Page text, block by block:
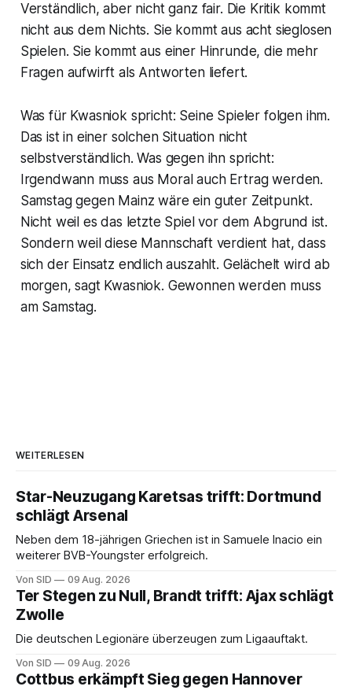
Verständlich, aber nicht ganz fair. Die Kritik kommt
nicht aus dem Nichts. Sie kommt aus acht sieglosen
Spielen. Sie kommt aus einer Hinrunde, die mehr
Fragen aufwirft als Antworten liefert.
Was für Kwasniok spricht: Seine Spieler folgen ihm.
Das ist in einer solchen Situation nicht
selbstverständlich. Was gegen ihn spricht:
Irgendwann muss aus Moral auch Ertrag werden.
Samstag gegen Mainz wäre ein guter Zeitpunkt.
Nicht weil es das letzte Spiel vor dem Abgrund ist.
Sondern weil diese Mannschaft verdient hat, dass
sich der Einsatz endlich auszahlt. Gelächelt wird ab
morgen, sagt Kwasniok. Gewonnen werden muss
am Samstag.
WEITERLESEN
Star-Neuzugang Karetsas trifft: Dortmund
schlägt Arsenal
Neben dem 18-jährigen Griechen ist in Samuele Inacio ein
weiterer BVB-Youngster erfolgreich.
Von SID 09 Aug. 2026
Ter Stegen zu Null, Brandt trifft: Ajax schlägt
Zwolle
Die deutschen Legionäre überzeugen zum Ligaauftakt.
Von SID 09 Aug. 2026
Cottbus erkämpft Sieg gegen Hannover